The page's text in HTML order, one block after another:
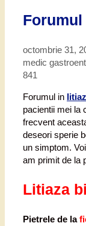
octombrie 31,
medic
841
Forumul in
pacientii mei la
frecvent
deseori sperie
un simptom.
am primit de la
Litiaza
Pietrele de la